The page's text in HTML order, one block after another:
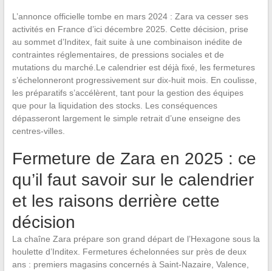
L’annonce officielle tombe en mars 2024 : Zara va cesser ses
activités en France d’ici décembre 2025. Cette décision, prise
au sommet d’Inditex, fait suite à une combinaison inédite de
contraintes réglementaires, de pressions sociales et de
mutations du marché.Le calendrier est déjà fixé, les fermetures
s’échelonneront progressivement sur dix-huit mois. En coulisse,
les préparatifs s’accélèrent, tant pour la gestion des équipes
que pour la liquidation des stocks. Les conséquences
dépasseront largement le simple retrait d’une enseigne des
centres-villes.
Fermeture de Zara en 2025 : ce
qu’il faut savoir sur le calendrier
et les raisons derrière cette
décision
La chaîne Zara prépare son grand départ de l’Hexagone sous la
houlette d’Inditex. Fermetures échelonnées sur près de deux
ans : premiers magasins concernés à Saint-Nazaire, Valence,